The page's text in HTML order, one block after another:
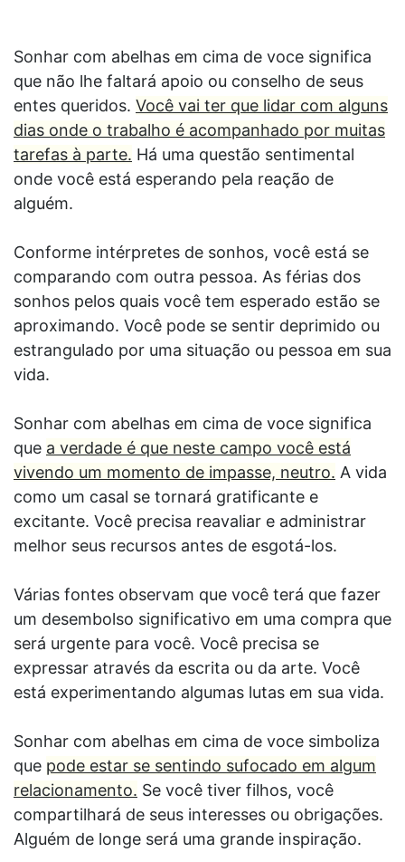
Sonhar com abelhas em cima de voce significa
que não lhe faltará apoio ou conselho de seus
entes queridos. Você vai ter que lidar com alguns
dias onde o trabalho é acompanhado por muitas
tarefas à parte. Há uma questão sentimental
onde você está esperando pela reação de
alguém.
Conforme intérpretes de sonhos, você está se
comparando com outra pessoa. As férias dos
sonhos pelos quais você tem esperado estão se
aproximando. Você pode se sentir deprimido ou
estrangulado por uma situação ou pessoa em sua
vida.
Sonhar com abelhas em cima de voce significa
que a verdade é que neste campo você está
vivendo um momento de impasse, neutro. A vida
como um casal se tornará gratificante e
excitante. Você precisa reavaliar e administrar
melhor seus recursos antes de esgotá-los.
Várias fontes observam que você terá que fazer
um desembolso significativo em uma compra que
será urgente para você. Você precisa se
expressar através da escrita ou da arte. Você
está experimentando algumas lutas em sua vida.
Sonhar com abelhas em cima de voce simboliza
que pode estar se sentindo sufocado em algum
relacionamento. Se você tiver filhos, você
compartilhará de seus interesses ou obrigações.
Alguém de longe será uma grande inspiração.